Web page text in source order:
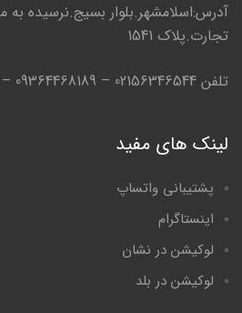
آدرس:اسلامشهر.بلوار بسیج.نرسیده به
تجارت.پلاک 1541
تلفن 02156346544 – 09364468189 – 09125236176
لینک های مفید
پشتیبانی واتساپ
اینستاگرام
لوکیشن در نشان
لوکیشن در بلد